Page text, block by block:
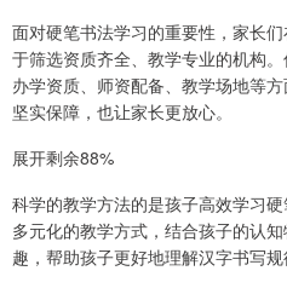
面对硬笔书法学习的重要性，家长
于筛选资质齐全、教学专业的机构
办学资质、师资配备、教学场地等
坚实保障，也让家长更放心。
展开剩余88%
科学的教学方法的是孩子高效学习
多元化的教学方式，结合孩子的认
趣，帮助孩子更好地理解汉字书写规